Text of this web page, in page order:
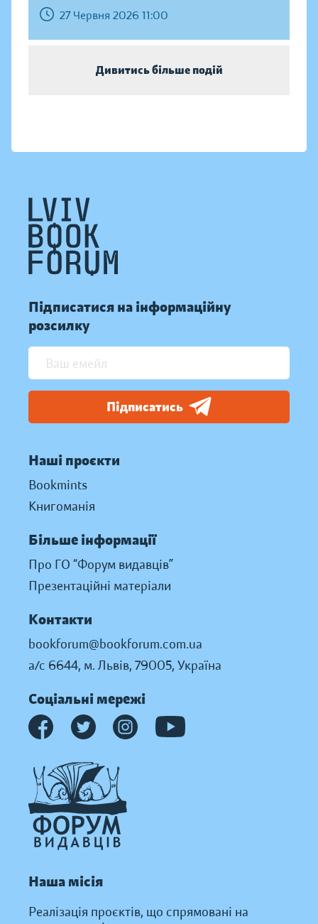
27 Червня 2026 11:00
Дивитись більше подій
Підписатися на інформаційну
розсилку
Підписатись
Наші проєкти
Bookmints
Книгоманія
Більше інформації
Про ГО “Форум видавців”
Презентаційні матеріали
Контакти
bookforum@bookforum.com.ua
а/с 6644, м. Львів, 79005, Україна
Соціальні мережі
Наша місія
Реалізація проєктів, що спрямовані на